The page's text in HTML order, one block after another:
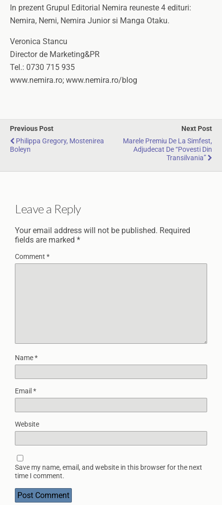
In prezent Grupul Editorial Nemira reuneste 4 edituri:
Nemira, Nemi, Nemira Junior si Manga Otaku.
Veronica Stancu
Director de Marketing&PR
Tel.: 0730 715 935
www.nemira.ro; www.nemira.ro/blog
Previous Post
Philippa Gregory, Mostenirea
Boleyn
Next Post
Marele Premiu De La Simfest,
Adjudecat De “Povesti Din
Transilvania”
Leave a Reply
Your email address will not be published. Required
fields are marked *
Comment *
Name*
Email *
Website
Save my name, email, and website in this browser for the next
time I comment.